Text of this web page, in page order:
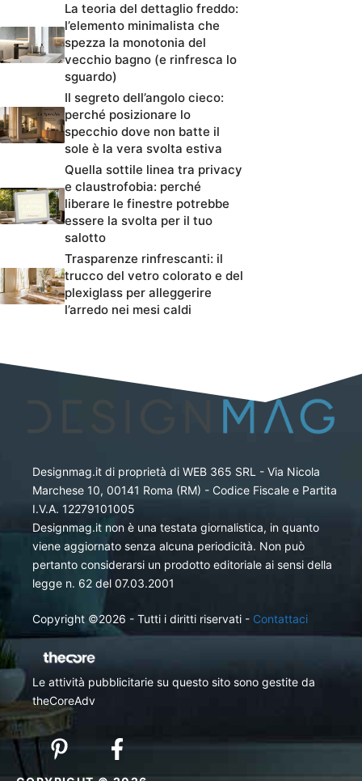
La teoria del dettaglio freddo:
l’elemento minimalista che
spezza la monotonia del
vecchio bagno (e rinfresca lo
sguardo)
Il segreto dell’angolo cieco:
perché posizionare lo
specchio dove non batte il
sole è la vera svolta estiva
Quella sottile linea tra privacy
e claustrofobia: perché
liberare le finestre potrebbe
essere la svolta per il tuo
salotto
Trasparenze rinfrescanti: il
trucco del vetro colorato e del
plexiglass per alleggerire
l’arredo nei mesi caldi
Designmag.it di proprietà di WEB 365 SRL - Via Nicola
Marchese 10, 00141 Roma (RM) - Codice Fiscale e Partita
I.V.A. 12279101005
Designmag.it non è una testata giornalistica, in quanto
viene aggiornato senza alcuna periodicità. Non può
pertanto considerarsi un prodotto editoriale ai sensi della
legge n. 62 del 07.03.2001
Copyright ©2026 - Tutti i diritti riservati - Contattaci
Le attività pubblicitarie su questo sito sono gestite da
theCoreAdv